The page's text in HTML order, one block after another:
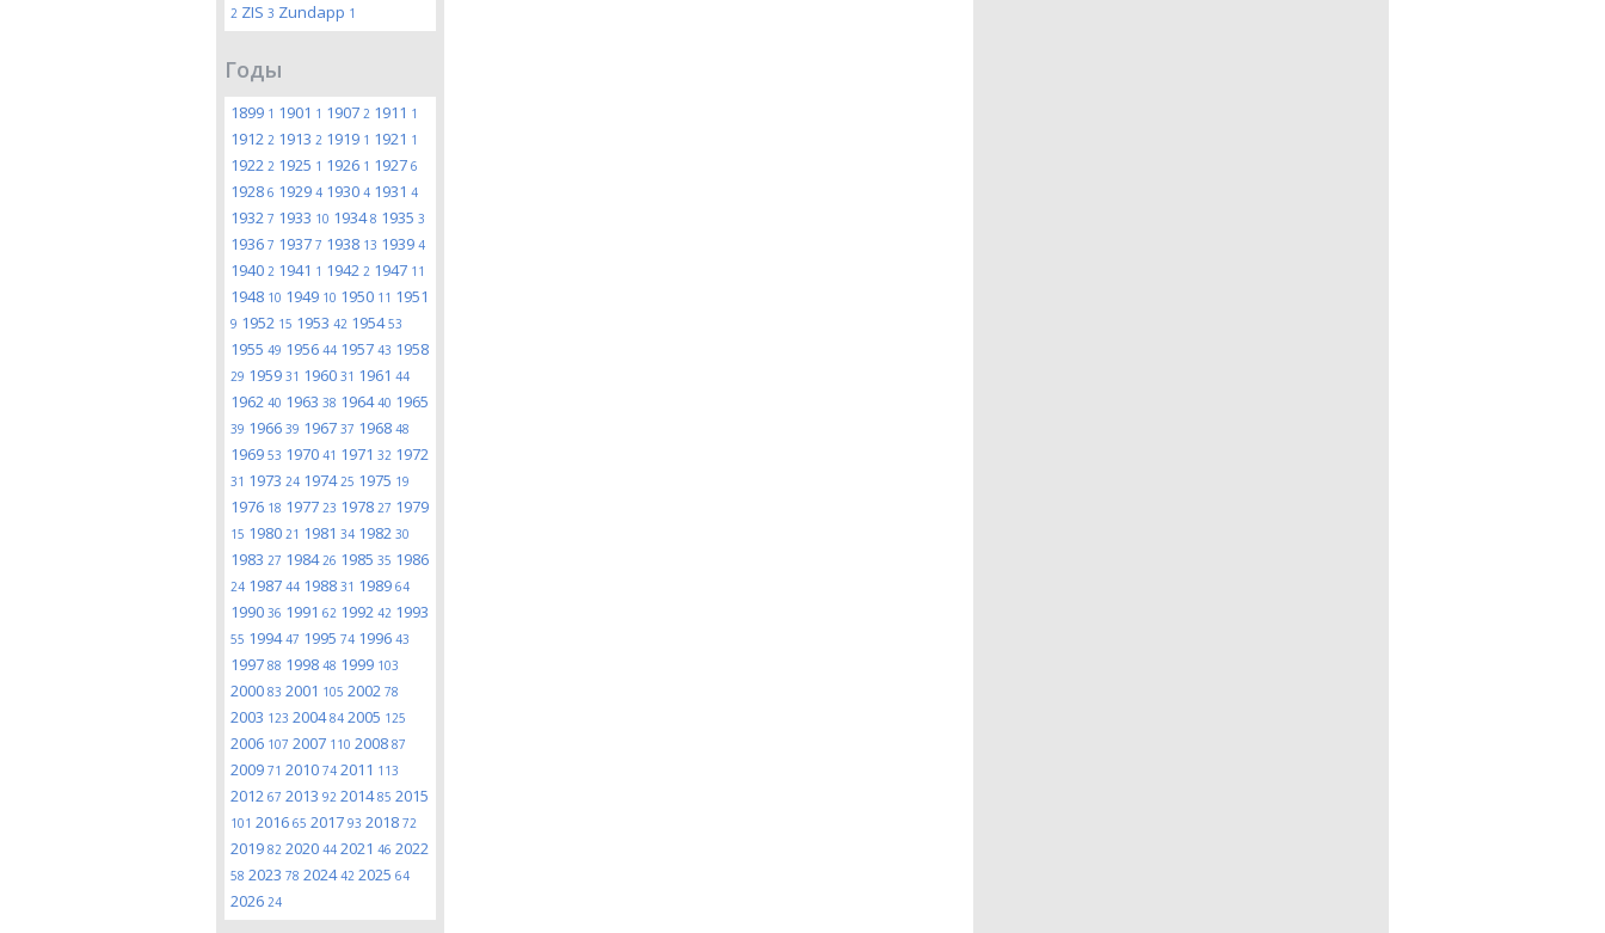
2 ZIS 3 Zundapp 1
Годы
1899 1 1901 1 1907 2 1911 1
1912 2 1913 2 1919 1 1921 1
1922 2 1925 1 1926 1 1927 6
1928 6 1929 4 1930 4 1931 4
1932 7 1933 10 19348 1935 3
1936 7 1937 7 1938 13 1939 4
1940 2 1941 1 1942 2 1947 11
1948 10 1949 10 1950 11 1951
9 1952 15 1953 42 195453
1955 49 1956 44 1957 43 1958
29 1959 31 1960 31 1961 44
1962 40 1963 38 196440 1965
39 1966 39 1967 37 1968 48
1969 53 1970 41 1971 32 1972
31 1973 24 197425 1975 19
1976 18 1977 23 1978 27 1979
15 1980 21 1981 34 1982 30
1983 27 198426 1985 35 1986
24 1987 44 1988 31 1989 64
1990 36 1991 62 1992 42 1993
55 199447 1995 74 1996 43
1997 88 1998 48 1999 103
2000 83 2001 105 2002 78
2003 123 200484 2005 125
2006 107 2007 110 2008 87
2009 71 2010 74 2011 113
2012 67 2013 92 201485 2015
101 2016 65 2017 93 2018 72
2019 82 2020 44 2021 46 2022
58 2023 78 202442 2025 64
2026 24